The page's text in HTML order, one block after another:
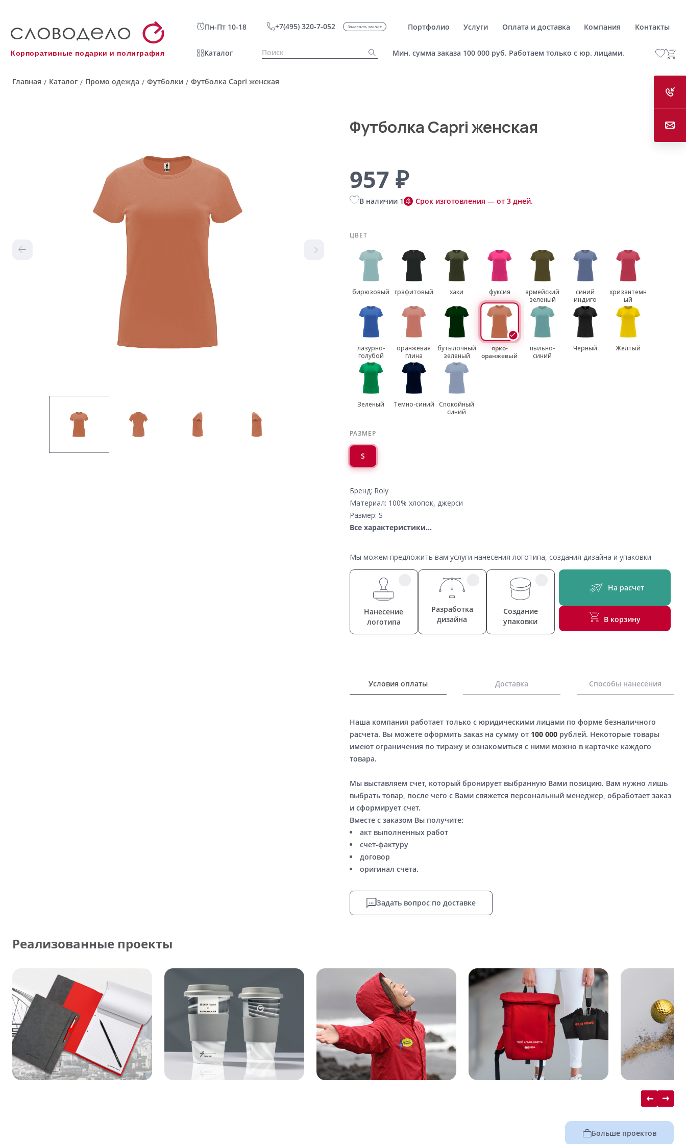
Корпоративные подарки и полиграфия
Пн-Пт 10-18 +7(495) 320-7-052 Заказать звонок Портфолио Услуги Оплата и доставка Компания Контакты
Каталог Мин. сумма заказа 100 000 руб. Работаем только с юр. лицами.
Главная / Каталог / Промо одежда / Футболки / Футболка Capri женская
Футболка Capri женская
957 ₽
В наличии 1 Срок изготовления — от 3 дней.
ЦВЕТ
бирюзовый графитовый хаки фуксия
армейский
зеленый
синий
индиго
хризантемн
ый
лазурно-
голубой
оранжевая
глина
бутылочный
зеленый
ярко-
оранжевый
пыльно-
синий
Черный Желтый
Зеленый Темно-синий
Спокойный
синий
РАЗМЕР
S
Бренд: Roly
Материал: 100% хлопок, джерси
Размер: S
Все характеристики...
Мы можем предложить вам услуги нанесения логотипа, создания дизайна и упаковки
Нанесение
логотипа
Разработка
дизайна
Создание
упаковки
На расчет
В корзину
Условия оплаты Доставка Способы нанесения
Наша компания работает только с юридическими лицами по форме безналичного
расчета. Вы можете оформить заказ на сумму от 100 000рублей. Некоторые товары
имеют ограничения по тиражу и ознакомиться с ними можно в карточке каждого
товара.
Мы выставляем счет, который бронирует выбранную Вами позицию. Вам нужно лишь
выбрать товар, после чего с Вами свяжется персональный менеджер, обработает заказ
и сформирует счет.
Вместе с заказом Вы получите:
акт выполненных работ
счет-фактуру
договор
оригинал счета.
Задать вопрос по доставке
Реализованные проекты
Больше проектов